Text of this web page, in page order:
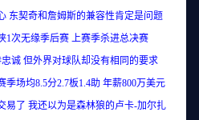
契奇和詹姆斯的兼容性肯定是问题
次无缘季后赛 上赛季杀进总决赛
但外界对球队却没有相同的要求
均8.5分2.7板1.4助 年薪800万美元
了 我还以为是森林狼的卢卡-加尔扎